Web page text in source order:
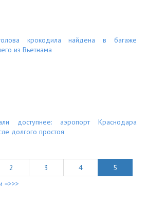
крокодила найдена в багаже
из Вьетнама
доступнее: аэропорт Краснодара
долгого простоя
2 3 4
5
=>>>